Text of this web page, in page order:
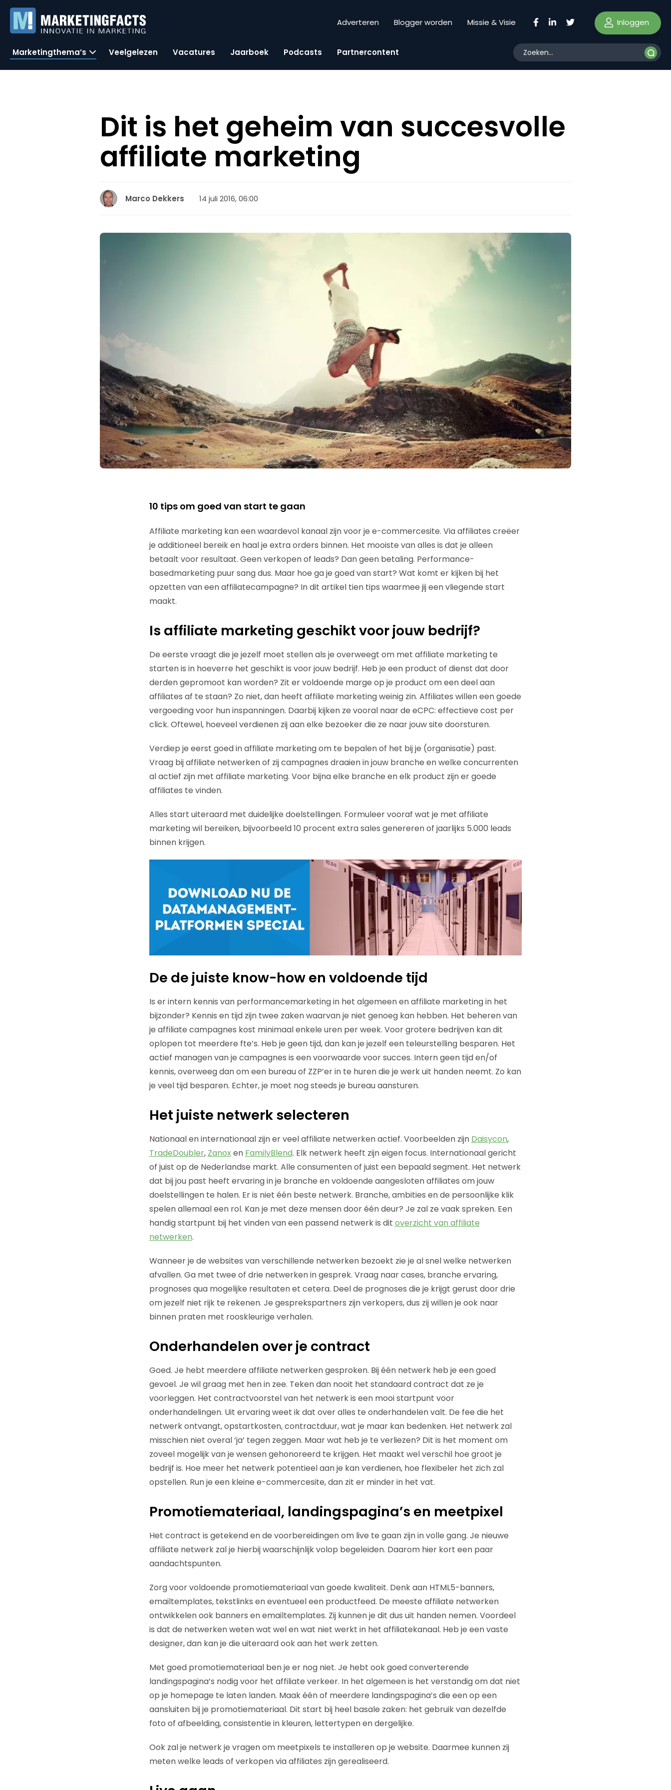
Adverteren Blogger worden Missie & Visie Inloggen
Marketingthema’s Veelgelezen Vacatures Jaarboek Podcasts Partnercontent
Dit is het geheim van succesvolle
affiliate marketing
Marco Dekkers 14 juli 2016, 06:00
10 tips om goed van start te gaan
Affiliate marketing kan een waardevol kanaal zijn voor je e-commercesite. Via affiliates creëer
je additioneel bereik en haal je extra orders binnen. Het mooiste van alles is dat je alleen
betaalt voor resultaat. Geen verkopen of leads? Dan geen betaling. Performance-
basedmarketing puur sang dus. Maar hoe ga je goed van start? Wat komt er kijken bij het
opzetten van een affiliatecampagne? In dit artikel tien tips waarmee jij een vliegende start
maakt.
Is affiliate marketing geschikt voor jouw bedrijf?
De eerste vraagt die je jezelf moet stellen als je overweegt om met affiliate marketing te
starten is in hoeverre het geschikt is voor jouw bedrijf. Heb je een product of dienst dat door
derden gepromoot kan worden? Zit er voldoende marge op je product om een deel aan
affiliates af te staan? Zo niet, dan heeft affiliate marketing weinig zin. Affiliates willen een goede
vergoeding voor hun inspanningen. Daarbij kijken ze vooral naar de eCPC: effectieve cost per
click. Oftewel, hoeveel verdienen zij aan elke bezoeker die ze naar jouw site doorsturen.
Verdiep je eerst goed in affiliate marketing om te bepalen of het bij je (organisatie) past.
Vraag bij affiliate netwerken of zij campagnes draaien in jouw branche en welke concurrenten
al actief zijn met affiliate marketing. Voor bijna elke branche en elk product zijn er goede
affiliates te vinden.
Alles start uiteraard met duidelijke doelstellingen. Formuleer vooraf wat je met affiliate
marketing wil bereiken, bijvoorbeeld 10 procent extra sales genereren of jaarlijks 5.000 leads
binnen krijgen.
De de juiste know-how en voldoende tijd
Is er intern kennis van performancemarketing in het algemeen en affiliate marketing in het
bijzonder? Kennis en tijd zijn twee zaken waarvan je niet genoeg kan hebben. Het beheren van
je affiliate campagnes kost minimaal enkele uren per week. Voor grotere bedrijven kan dit
oplopen tot meerdere fte’s. Heb je geen tijd, dan kan je jezelf een teleurstelling besparen. Het
actief managen van je campagnes is een voorwaarde voor succes. Intern geen tijd en/of
kennis, overweeg dan om een bureau of ZZP’er in te huren die je werk uit handen neemt. Zo kan
je veel tijd besparen. Echter, je moet nog steeds je bureau aansturen.
Het juiste netwerk selecteren
Nationaal en internationaal zijn er veel affiliate netwerken actief. Voorbeelden zijn Daisycon,
TradeDoubler, Zanoxen FamilyBlend. Elk netwerk heeft zijn eigen focus. Internationaal gericht
of juist op de Nederlandse markt. Alle consumenten of juist een bepaald segment. Het netwerk
dat bij jou past heeft ervaring in je branche en voldoende aangesloten affiliates om jouw
doelstellingen te halen. Er is niet één beste netwerk. Branche, ambities en de persoonlijke klik
spelen allemaal een rol. Kan je met deze mensen door één deur? Je zal ze vaak spreken. Een
handig startpunt bij het vinden van een passend netwerk is dit overzicht van affiliate
netwerken.
Wanneer je de websites van verschillende netwerken bezoekt zie je al snel welke netwerken
afvallen. Ga met twee of drie netwerken in gesprek. Vraag naar cases, branche ervaring,
prognoses qua mogelijke resultaten et cetera. Deel de prognoses die je krijgt gerust door drie
om jezelf niet rijk te rekenen. Je gesprekspartners zijn verkopers, dus zij willen je ook naar
binnen praten met rooskleurige verhalen.
Onderhandelen over je contract
Goed. Je hebt meerdere affiliate netwerken gesproken. Bij één netwerk heb je een goed
gevoel. Je wil graag met hen in zee. Teken dan nooit het standaard contract dat ze je
voorleggen. Het contractvoorstel van het netwerk is een mooi startpunt voor
onderhandelingen. Uit ervaring weet ik dat over alles te onderhandelen valt. De fee die het
netwerk ontvangt, opstartkosten, contractduur, wat je maar kan bedenken. Het netwerk zal
misschien niet overal ‘ja’ tegen zeggen. Maar wat heb je te verliezen? Dit is het moment om
zoveel mogelijk van je wensen gehonoreerd te krijgen. Het maakt wel verschil hoe groot je
bedrijf is. Hoe meer het netwerk potentieel aan je kan verdienen, hoe flexibeler het zich zal
opstellen. Run je een kleine e-commercesite, dan zit er minder in het vat.
Promotiemateriaal, landingspagina’s en meetpixel
Het contract is getekend en de voorbereidingen om live te gaan zijn in volle gang. Je nieuwe
affiliate netwerk zal je hierbij waarschijnlijk volop begeleiden. Daarom hier kort een paar
aandachtspunten.
Zorg voor voldoende promotiemateriaal van goede kwaliteit. Denk aan HTML5-banners,
emailtemplates, tekstlinks en eventueel een productfeed. De meeste affiliate netwerken
ontwikkelen ook banners en emailtemplates. Zij kunnen je dit dus uit handen nemen. Voordeel
is dat de netwerken weten wat wel en wat niet werkt in het affiliatekanaal. Heb je een vaste
designer, dan kan je die uiteraard ook aan het werk zetten.
Met goed promotiemateriaal ben je er nog niet. Je hebt ook goed converterende
landingspagina’s nodig voor het affiliate verkeer. In het algemeen is het verstandig om dat niet
op je homepage te laten landen. Maak één of meerdere landingspagina’s die een op een
aansluiten bij je promotiemateriaal. Dit start bij heel basale zaken: het gebruik van dezelfde
foto of afbeelding, consistentie in kleuren, lettertypen en dergelijke.
Ook zal je netwerk je vragen om meetpixels te installeren op je website. Daarmee kunnen zij
meten welke leads of verkopen via affiliates zijn gerealiseerd.